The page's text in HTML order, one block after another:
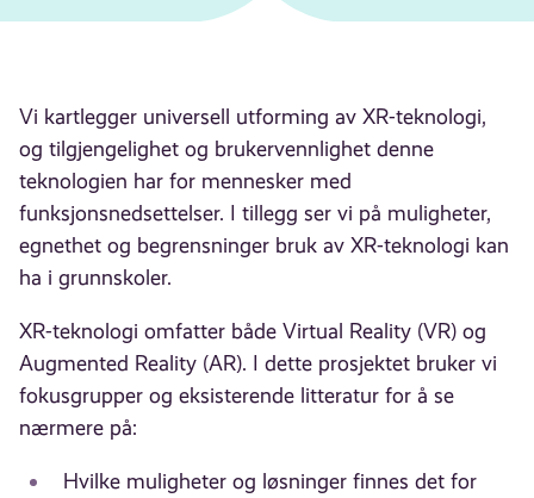
Vi kartlegger universell utforming av XR-teknologi,
og tilgjengelighet og brukervennlighet denne
teknologien har for mennesker med
funksjonsnedsettelser. I tillegg ser vi på muligheter,
egnethet og begrensninger bruk av XR-teknologi kan
ha i grunnskoler.
XR-teknologi omfatter både Virtual Reality (VR) og
Augmented Reality (AR). I dette prosjektet bruker vi
fokusgrupper og eksisterende litteratur for å se
nærmere på:
Hvilke muligheter og løsninger finnes det for